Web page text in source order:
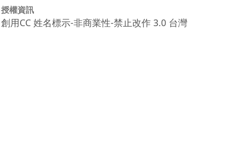
授權資訊
創用CC 姓名標示-非商業性-禁止改作 3.0 台灣